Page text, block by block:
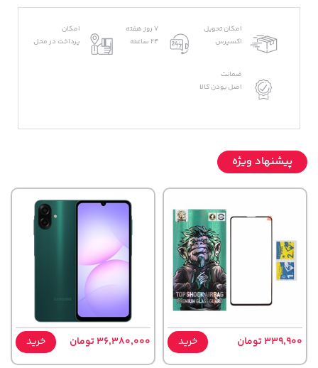
امکان تحویل
اکسپرس
7 روز هفته
24 ساعته
امکان
پرداخت در محل
ضمانت
اصل بودن کالا
پیشنهاد ویژه
339,900 تومان خرید 36,380,000 تومان خرید